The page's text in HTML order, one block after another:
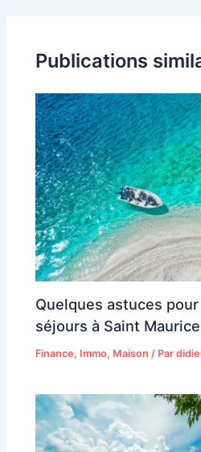
Publications
Quelques astuces
séjours à Saint
Finance, Immo, Maison / Par